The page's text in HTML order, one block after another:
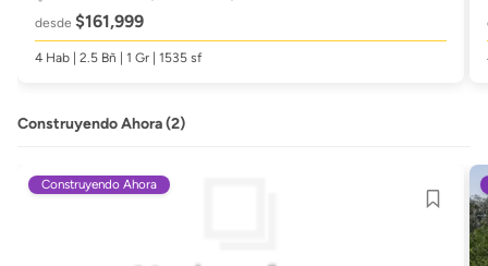
desde $161,999
4 Hab | 2.5 Bñ | 1 Gr | 1535 sf
Construyendo Ahora (2)
Construyendo Ahora